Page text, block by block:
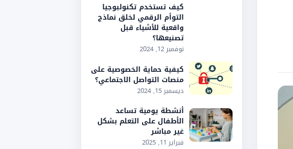
كيف تستخدم تكنولبوجيا
التوأم الرقمي لخلق نماذج
واقعية للأشياء قبل
تصنيعها؟
نوفمبر 12, 2024
كيفية حماية الخصوصية على
منصات التواصل الاجتماعي؟
ديسمبر 15, 2024
أنشطة يومية تساعد
الأطفال على التعلم بشكل
غير مباشر
فبراير 11, 2025